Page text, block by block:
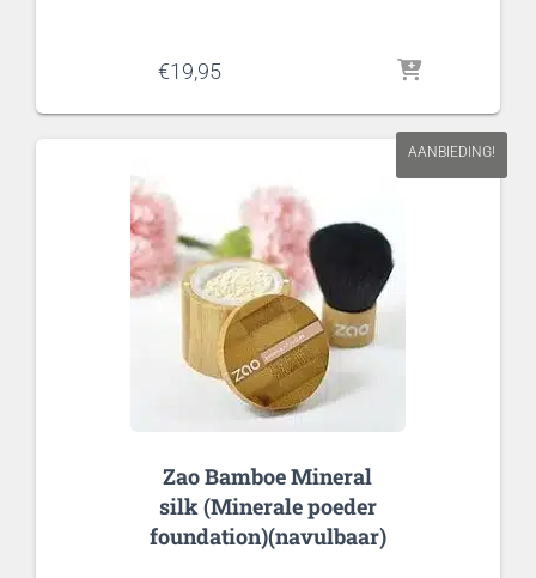
€19,95
AANBIEDING!
Zao Bamboe Mineral
silk (Minerale poeder
foundation)(navulbaar)